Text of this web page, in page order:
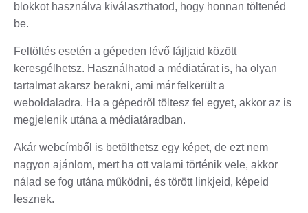
blokkot használva kiválaszthatod, hogy honnan töltenéd
be.
Feltöltés esetén a gépeden lévő fájljaid között
keresgélhetsz. Használhatod a médiatárat is, ha olyan
tartalmat akarsz berakni, ami már felkerült a
weboldaladra. Ha a gépedről töltesz fel egyet, akkor az is
megjelenik utána a médiatáradban.
Akár webcímből is betölthetsz egy képet, de ezt nem
nagyon ajánlom, mert ha ott valami történik vele, akkor
nálad se fog utána működni, és törött linkjeid, képeid
lesznek.